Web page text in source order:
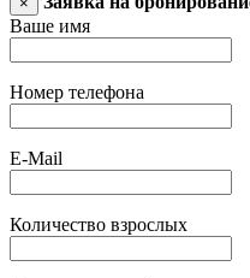
Ваше имя
Номер телефона
E-Mail
Количество взрослых